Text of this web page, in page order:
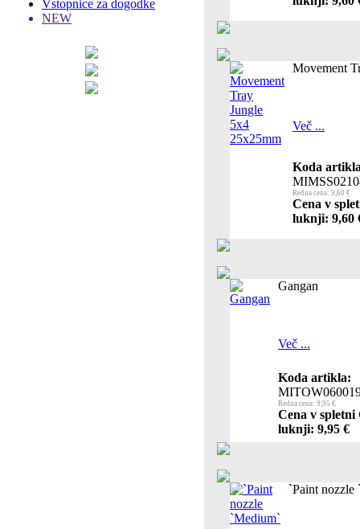
Vstopnice za dogodke
NEW
Movement
Več ...
Koda
Redna cena: 9,60 €
Cena v
luknji: 9,60
Gangan
Več ...
Koda artikla:
Redna cena: 9,95 €
Cena v
luknji: 9,95 €
`Paint nozzle